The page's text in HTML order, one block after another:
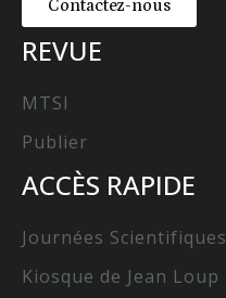
Contactez-nous
REVUE
MTSI
Publier
ACCÈS RAPIDE
Journées Scientifiques
Kiosque de Jean Loup